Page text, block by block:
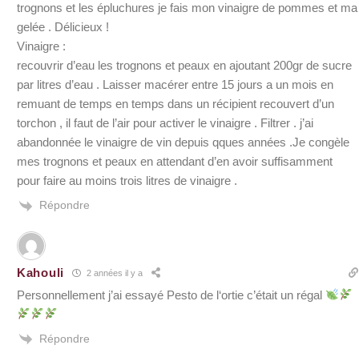
trognons et les épluchures je fais mon vinaigre de pommes et ma
gelée . Délicieux !
Vinaigre :
recouvrir d’eau les trognons et peaux en ajoutant 200gr de sucre
par litres d’eau . Laisser macérer entre 15 jours a un mois en
remuant de temps en temps dans un récipient recouvert d’un
torchon , il faut de l’air pour activer le vinaigre . Filtrer . j’ai
abandonnée le vinaigre de vin depuis qques années .Je congèle
mes trognons et peaux en attendant d’en avoir suffisamment
pour faire au moins trois litres de vinaigre .
Répondre
Kahouli 2 années il y a
Personnellement j’ai essayé Pesto de l‘ortie c’était un régal
Répondre